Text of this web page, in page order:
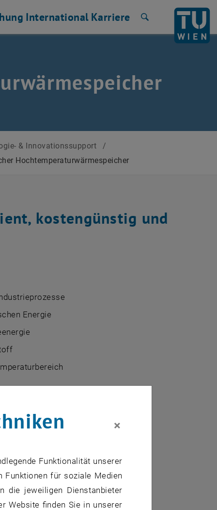
International Karriere
& Innovationssupport
/
Hochtemperaturwärmespeicher
kostengünstig und
Energie
fluidisiertem Festbett
×
Funktionalität unserer
Funktionen für soziale Medien
die jeweiligen Dienstanbieter
Website finden Sie in unserer